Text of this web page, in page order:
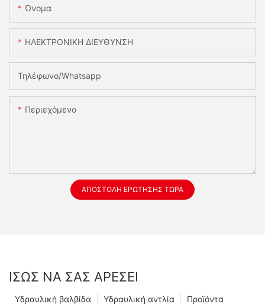
Όνομα
ΗΛΕΚΤΡΟΝΙΚΗ ΔΙΕΥΘΥΝΣΗ
Τηλέφωνο/whatsapp
Περιεχόμενο
ΑΠΟΣΤΟΛΉ ΕΡΏΤΗΣΗΣ ΤΏΡΑ
ΊΣΩΣ ΝΑ ΣΑΣ ΑΡΈΣΕΙ
Προϊόντα
Υδραυλική αντλία
Υδραυλική βαλβίδα